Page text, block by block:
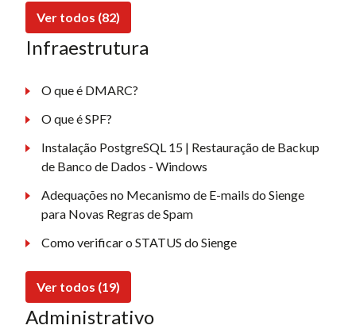
Ver todos (82)
Infraestrutura
O que é DMARC?
O que é SPF?
Instalação PostgreSQL 15 | Restauração de Backup
de Banco de Dados - Windows
Adequações no Mecanismo de E-mails do Sienge
para Novas Regras de Spam
Como verificar o STATUS do Sienge
Ver todos (19)
Administrativo